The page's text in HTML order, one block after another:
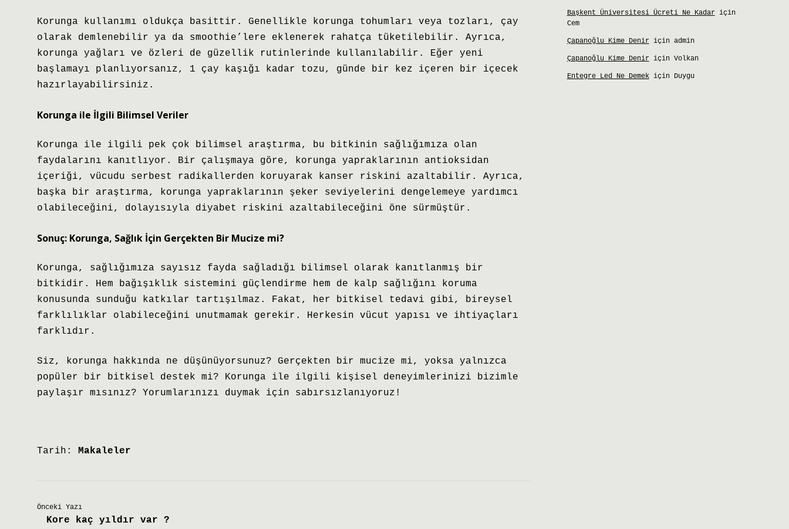
Korunga kullanımı oldukça basittir. Genellikle korunga tohumları veya tozları, çay
olarak demlenebilir ya da smoothie’lere eklenerek rahatça tüketilebilir. Ayrıca,
korunga yağları ve özleri de güzellik rutinlerinde kullanılabilir. Eğer yeni
başlamayı planlıyorsanız, 1 çay kaşığı kadar tozu, günde bir kez içeren bir içecek
hazırlayabilirsiniz.
Korunga ile İlgili Bilimsel Veriler
Korunga ile ilgili pek çok bilimsel araştırma, bu bitkinin sağlığımıza olan
faydalarını kanıtlıyor. Bir çalışmaya göre, korunga yapraklarının antioksidan
içeriği, vücudu serbest radikallerden koruyarak kanser riskini azaltabilir. Ayrıca,
başka bir araştırma, korunga yapraklarının şeker seviyelerini dengelemeye yardımcı
olabileceğini, dolayısıyla diyabet riskini azaltabileceğini öne sürmüştür.
Sonuç: Korunga, Sağlık İçin Gerçekten Bir Mucize mi?
Korunga, sağlığımıza sayısız fayda sağladığı bilimsel olarak kanıtlanmış bir
bitkidir. Hem bağışıklık sistemini güçlendirme hem de kalp sağlığını koruma
konusunda sunduğu katkılar tartışılmaz. Fakat, her bitkisel tedavi gibi, bireysel
farklılıklar olabileceğini unutmamak gerekir. Herkesin vücut yapısı ve ihtiyaçları
farklıdır.
Siz, korunga hakkında ne düşünüyorsunuz? Gerçekten bir mucize mi, yoksa yalnızca
popüler bir bitkisel destek mi? Korunga ile ilgili kişisel deneyimlerinizi bizimle
paylaşır mısınız? Yorumlarınızı duymak için sabırsızlanıyoruz!
Tarih: Makaleler
Önceki Yazı
Kore kaç yıldır var ?
Başkent Üniversitesi Ücreti Ne Kadariçin
Cem
Çapanoğlu Kime Deniriçin admin
Çapanoğlu Kime Deniriçin Volkan
Entegre Led Ne Demekiçin Duygu